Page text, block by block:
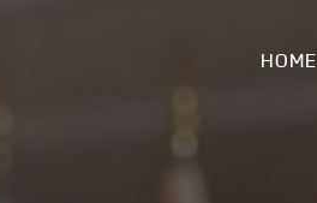
HOME